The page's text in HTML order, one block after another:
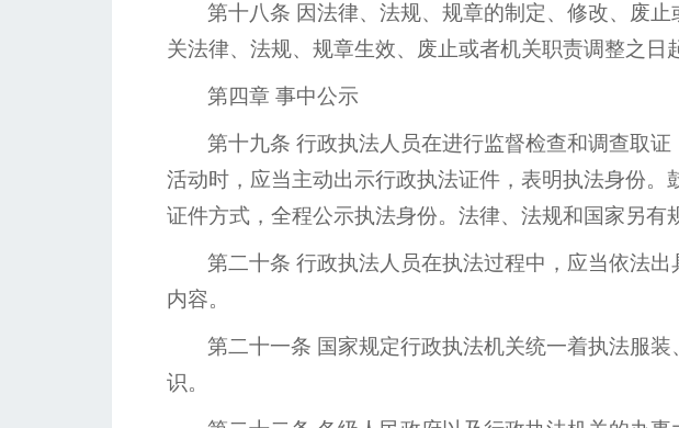
第十八条 因法律、法规、规章的制定、修改、废
关法律、法规、规章生效、废止或者机关职责调整之日
第四章 事中公示
第十九条 行政执法人员在进行监督检查和调查取
活动时，应当主动出示行政执法证件，表明执法身份
证件方式，全程公示执法身份。法律、法规和国家另有
第二十条 行政执法人员在执法过程中，应当依法
内容。
第二十一条 国家规定行政执法机关统一着执法服
识。